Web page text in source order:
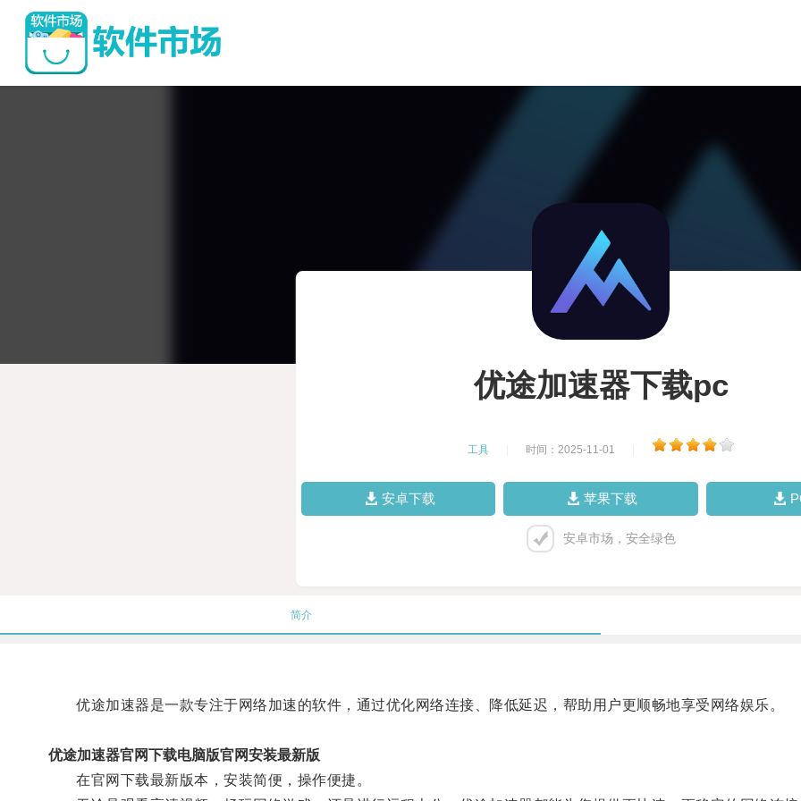
优途加速器下载pc
工具 时间：2025-11-01
安卓下载 苹果下载
安卓市场，安全绿色
简介
优途加速器是一款专注于网络加速的软件，通过优化网络连接、降低延迟，帮助用户更顺畅地享受网络娱乐。
优途加速器官网下载电脑版官网安装最新版
在官网下载最新版本，安装简便，操作便捷。